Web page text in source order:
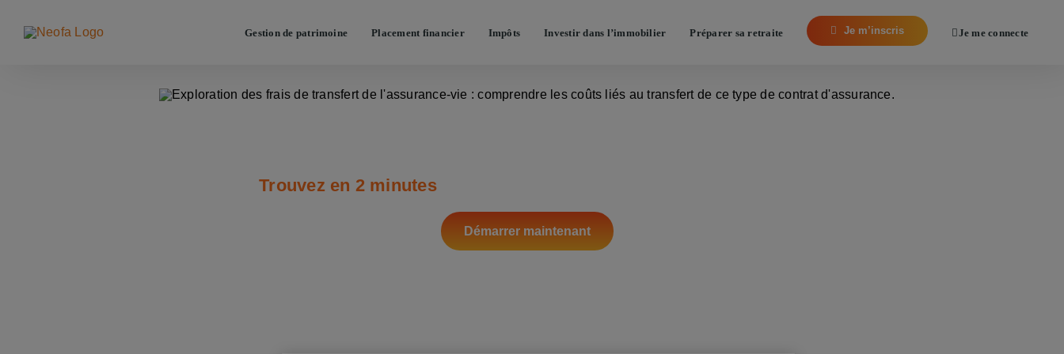
Gestion de patrimoine Placement financier Impôts Investir dans l’immobilier Préparer sa retraite Je m’inscris Je me connecte
Trouvez en 2 minutes
Démarrer maintenant